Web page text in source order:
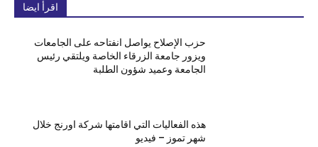
اقرأ ايضا
حزب الإصلاح يواصل انفتاحه على الجامعات
ويزور جامعة الزرقاء الخاصة ويلتقي رئيس
الجامعة وعميد شؤون الطلبة
هذه الفعاليات التي اقامتها شركة اورنج خلال
شهر تموز – فيديو